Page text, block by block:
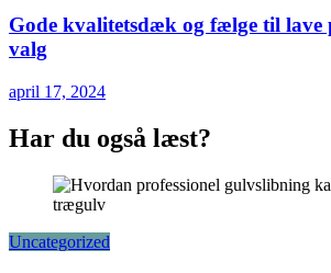
Gode kvalitetsdæk og fælge til lave
valg
april 17, 2024
Har du også læst?
Uncategorized